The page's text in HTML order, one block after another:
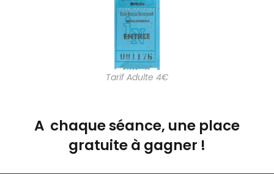
Tarif Adulte 4€
A chaque séance, une place
gratuite à gagner !